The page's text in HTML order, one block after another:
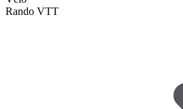
Rando VTT